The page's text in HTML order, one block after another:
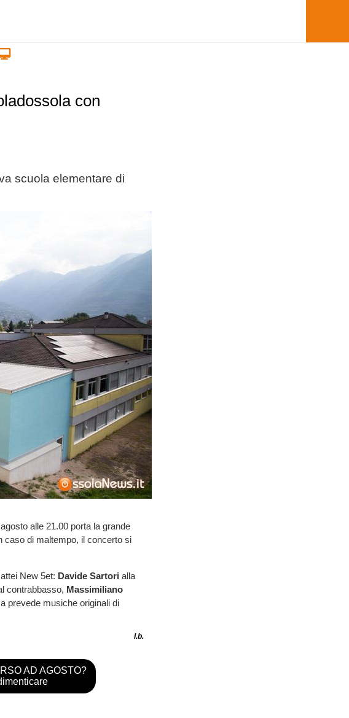
con
scuola elementare di
alle 21.00 porta la grande
caso di maltempo, il concerto si
New 5et: Davide Sartori alla
contrabbasso, Massimiliano
prevede musiche originali di
l.b.
AD AGOSTO?